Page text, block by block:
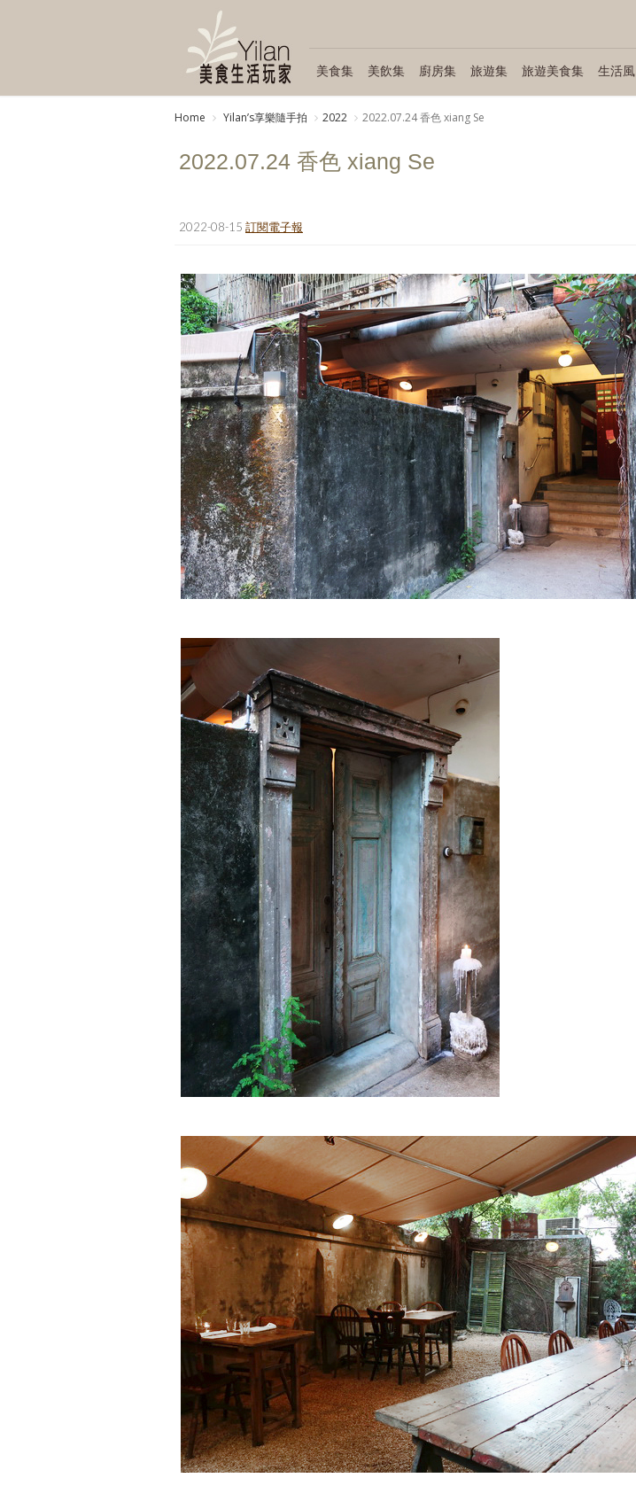
美食集 美飲集 廚房集 旅遊集 旅遊美食集 生活風
Home Yilanʼs享樂隨手拍 2022 2022.07.24 香色 xiang Se
2022.07.24 香色 xiang Se
2022-08-15 訂閱電子報